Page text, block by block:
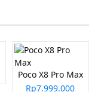
Poco X8 Pro Max
Rp7.999.000